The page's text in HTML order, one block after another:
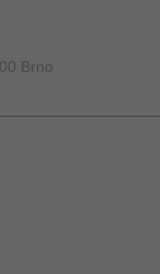
Brno